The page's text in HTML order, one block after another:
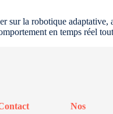
la robotique adaptative,
en temps réel
Nos